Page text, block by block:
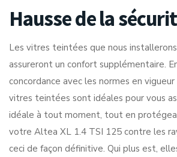
Hausse de la
Les vitres teintées que nous
assureront un confort supplémentaire.
concordance avec les normes en
vitres teintées sont idéales pour vous
idéale à tout moment, tout en
votre Altea XL 1.4 TSI 125 contre les
ceci de façon définitive. Qui plus est,